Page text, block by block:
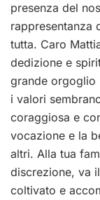
presenza del
rappresentanza
tutta. Caro
dedizione e
grande orgoglio
i valori
coraggiosa e
vocazione e la
altri. Alla tua
discrezione, va
coltivato e